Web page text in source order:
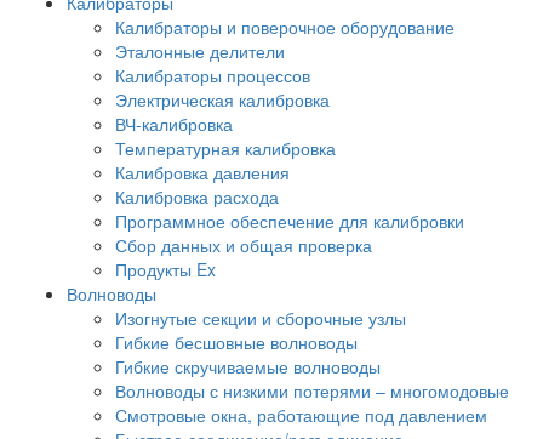
Калибраторы и поверочное оборудование
Эталонные делители
Калибраторы процессов
Электрическая калибровка
ВЧ-калибровка
Температурная калибровка
Калибровка давления
Калибровка расхода
Программное обеспечение для калибровки
Сбор данных и общая проверка
Продукты Ex
Волноводы
Изогнутые секции и сборочные узлы
Гибкие бесшовные волноводы
Гибкие скручиваемые волноводы
Волноводы с низкими потерями – многомодовые
Смотровые окна, работающие под давлением